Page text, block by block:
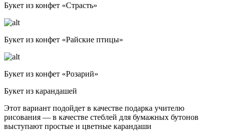
Букет из кон­фет «Страсть»
Букет из кон­фет «Рай­ские пти­цы»
Букет из кон­фет «Роза­рий»
Букет из карандашей
Этот вариант подойдет в качестве подарка учителю
рисования — в качестве стеблей для бумажных бутонов
выступают простые и цветные карандаши